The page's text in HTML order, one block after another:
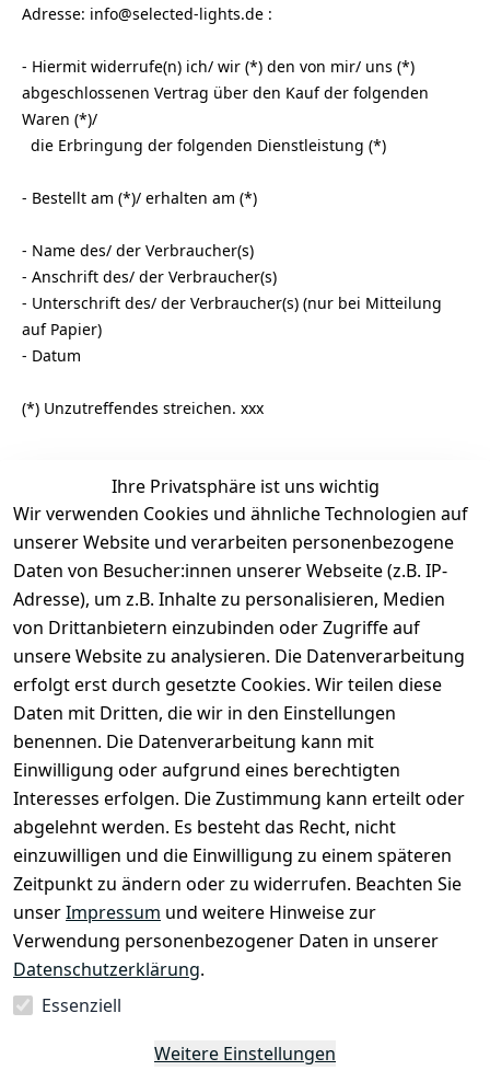
Adresse: info@selected-lights.de :
- Hiermit widerrufe(n) ich/ wir (*) den von mir/ uns (*)
abgeschlossenen Vertrag über den Kauf der folgenden
Waren (*)/
die Erbringung der folgenden Dienstleistung (*)
- Bestellt am (*)/ erhalten am (*)
- Name des/ der Verbraucher(s)
- Anschrift des/ der Verbraucher(s)
- Unterschrift des/ der Verbraucher(s) (nur bei Mitteilung
auf Papier)
- Datum
(*) Unzutreffendes streichen. xxx
Ihre Privatsphäre ist uns wichtig
Wir verwenden Cookies und ähnliche Technologien auf
unserer Website und verarbeiten personenbezogene
Daten von Besucher:innen unserer Webseite (z.B. IP-
Adresse), um z.B. Inhalte zu personalisieren, Medien
von Drittanbietern einzubinden oder Zugriffe auf
unsere Website zu analysieren. Die Datenverarbeitung
erfolgt erst durch gesetzte Cookies. Wir teilen diese
Daten mit Dritten, die wir in den Einstellungen
benennen. Die Datenverarbeitung kann mit
Einwilligung oder aufgrund eines berechtigten
Interesses erfolgen. Die Zustimmung kann erteilt oder
abgelehnt werden. Es besteht das Recht, nicht
einzuwilligen und die Einwilligung zu einem späteren
Zeitpunkt zu ändern oder zu widerrufen. Beachten Sie
unserImpressum und weitere Hinweise zur
Verwendung personenbezogener Daten in unserer
Datenschutzerklärung.
Essenziell
Weitere Einstellungen
Rechtliches
AGB
Impressum
Datenschutze
rklärung
Widerrufsrec
ht
Services
Kontakt
Kundenservic
e
Zahlung &
Versand
Batteriegeset
z
Newsletter
Unsere
Partner
FAQ
Zahlung &
Versand
Kontakt
+49
Mail:
info@select
ed-lights.de
Unter den
Weingärten 42
63546
Hammersbach
selected-lights
selected-